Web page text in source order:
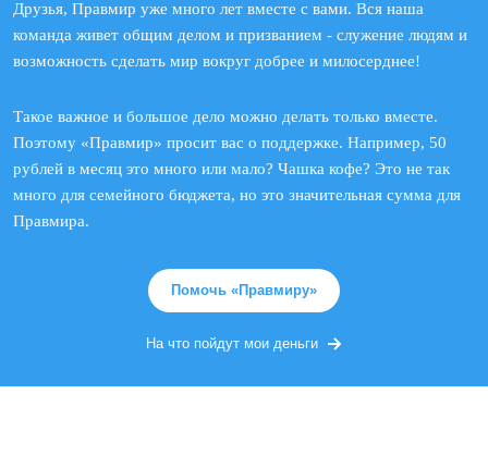
Друзья, Правмир уже много лет вместе с вами. Вся наша
команда живет общим делом и призванием - служение людям и
возможность сделать мир вокруг добрее и милосерднее!
Такое важное и большое дело можно делать только вместе.
Поэтому «Правмир» просит вас о поддержке. Например, 50
рублей в месяц это много или мало? Чашка кофе? Это не так
много для семейного бюджета, но это значительная сумма для
Правмира.
Помочь «Правмиру»
На что пойдут мои деньги